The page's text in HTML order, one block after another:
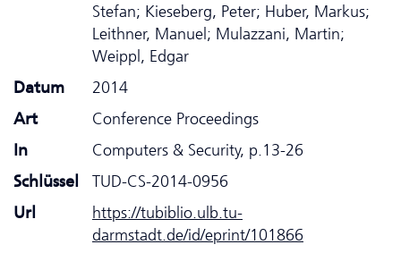
Stefan; Kieseberg, Peter; Huber, Markus;
Leithner, Manuel; Mulazzani, Martin;
Weippl, Edgar
Datum
2014
Art
Conference Proceedings
In
Computers & Security, p.13-26
Schlüssel
TUD-CS-2014-0956
Url
https://tubiblio.ulb.tu-
darmstadt.de/id/eprint/101866